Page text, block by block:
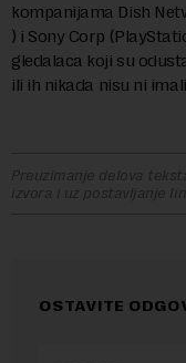
kompanijama Dish
) i Sony Corp
gledalaca koji su
ili ih nikada nisu ni
Preuzimanje delova
izvora i uz postavljanje
OSTAVITE